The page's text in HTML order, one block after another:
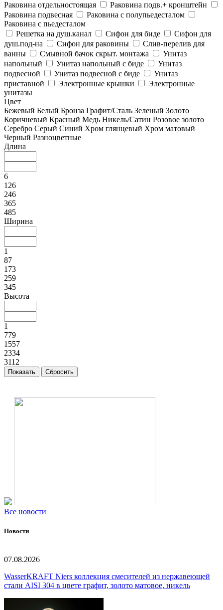
Раковина отдельностоящая
Раковина подв.+ кронштейн
Раковина подвесная
Раковина с полупьедесталом
Раковина с пьедесталом
Решетка на душ.канал
Сифон для биде
Сифон для
душ.под-на
Сифон для раковины
Слив-перелив для
ванны
Смывной бачок скрыт. монтажа
Унитаз
напольный
Унитаз напольный с биде
Унитаз
подвесной
Унитаз подвесной с биде
Унитаз
приставной
Электронные крышки
Электронные
унитазы
Цвет
Бежевый Белый Бронза Графит/Сталь Зеленый Золото
Коричневый Красный Медь Никель/Сатин Розовое золото
Серебро Серый Синий Хром глянцевый Хром матовый
Черный Разноцветные
Длина
6
126
246
365
485
Ширина
1
87
173
259
345
Высота
1
779
1557
2334
3112
Все новости
Новости
07.08.2026
WasserKRAFT Niers коллекция смесителей из нержавеющей
стали AISI 304 в цвете графит, золото матовое, никель